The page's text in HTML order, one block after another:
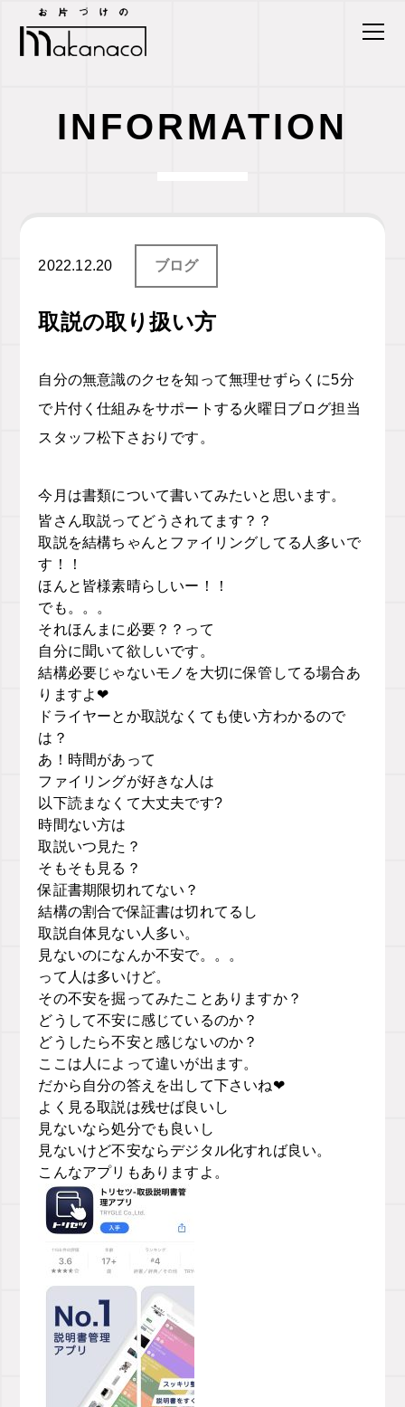
INFORMATION
2022.12.20 ブログ
取説の取り扱い方
自分の無意識のクセを知って無理せずらくに5分
で片付く仕組みをサポートする火曜日ブログ担当
スタッフ松下さおりです。
今月は書類について書いてみたいと思います。
皆さん取説ってどうされてます？？
取説を結構ちゃんとファイリングしてる人多いで
す！！
ほんと皆様素晴らしいー！！
でも。。。
それほんまに必要？？って
自分に聞いて欲しいです。
結構必要じゃないモノを大切に保管してる場合あ
りますよ❤︎
ドライヤーとか取説なくても使い方わかるので
は？
あ！時間があって
ファイリングが好きな人は
以下読まなくて大丈夫です?
時間ない方は
取説いつ見た？
そもそも見る？
保証書期限切れてない？
結構の割合で保証書は切れてるし
取説自体見ない人多い。
見ないのになんか不安で。。。
って人は多いけど。
その不安を掘ってみたことありますか？
どうして不安に感じているのか？
どうしたら不安と感じないのか？
ここは人によって違いが出ます。
だから自分の答えを出して下さいね❤︎
よく見る取説は残せば良いし
見ないなら処分でも良いし
見ないけど不安ならデジタル化すれば良い。
こんなアプリもありますよ。